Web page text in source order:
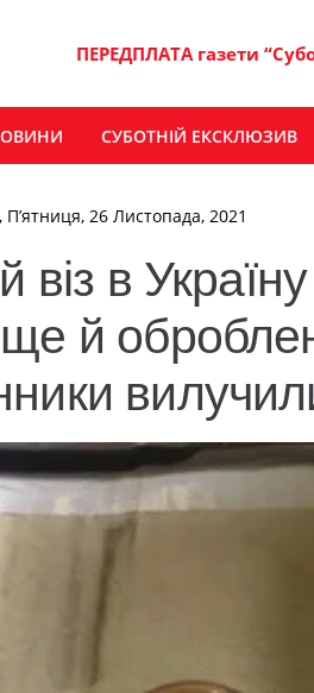
ПЕРЕДПЛАТА газети
СУБОТНІЙ ЕКСКЛЮЗИВ
П’ятниця, 26 Листопада, 2021
віз в
й